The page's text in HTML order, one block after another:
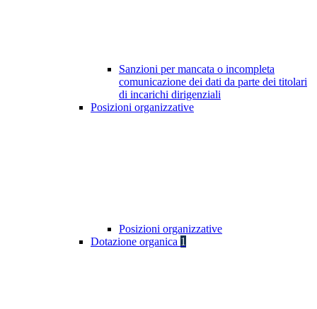
Sanzioni per mancata o incompleta
comunicazione dei dati da parte dei titolari
di incarichi dirigenziali
Posizioni organizzative
Posizioni organizzative
Dotazione organica 1